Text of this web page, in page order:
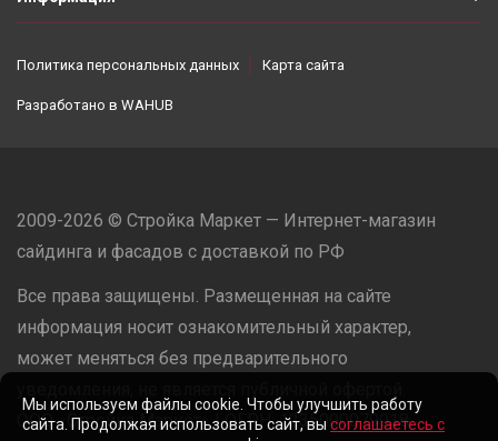
Политика персональных данных Карта сайта
Разработано в WAHUB
2009-2026 © Стройка Маркет — Интернет-магазин
сайдинга и фасадов с доставкой по РФ
Все права защищены. Размещенная на сайте
информация носит ознакомительный характер,
может меняться без предварительного
ООО «Стройка Маркет» | ОГРН: 1235000079918
Мы используем файлы cookie. Чтобы улучшить работу
сайта. Продолжая использовать сайт, вы соглашаетесь с